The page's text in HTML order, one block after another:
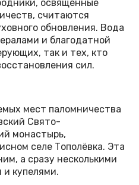
освящённые
считаются
обновления. Вода
и благодатной
так и тех, кто
сил.
мест паломничества
Свято-
монастырь,
селе Тополёвка. Эта
а сразу несколькими
купелями.